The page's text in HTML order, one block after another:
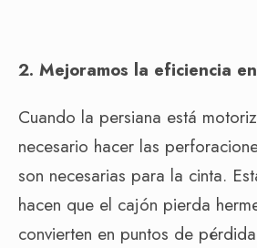
2. Mejoramos la eficiencia
Cuando la persiana está
necesario hacer las
son necesarias para la cinta.
hacen que el cajón pierda
convierten en puntos de